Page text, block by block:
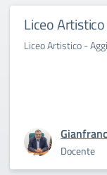
Liceo
Liceo Artistico -
Docente